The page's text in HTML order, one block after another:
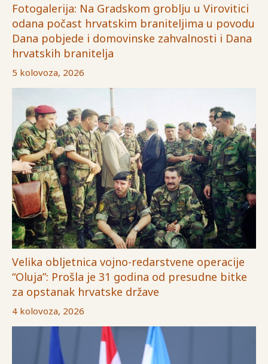
Fotogalerija: Na Gradskom groblju u Virovitici
odana počast hrvatskim braniteljima u povodu
Dana pobjede i domovinske zahvalnosti i Dana
hrvatskih branitelja
5 kolovoza, 2026
Velika obljetnica vojno-redarstvene operacije
“Oluja”: Prošla je 31 godina od presudne bitke
za opstanak hrvatske države
4 kolovoza, 2026